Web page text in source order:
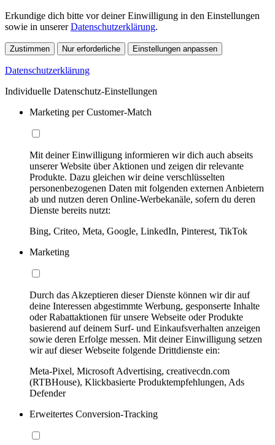
Erkundige dich bitte vor deiner Einwilligung in den Einstellungen
sowie in unsererDatenschutzerklärung.
Zustimmen Nur erforderliche Einstellungen anpassen
Datenschutzerklärung
Individuelle Datenschutz-Einstellungen
Marketing per Customer-Match
Mit deiner Einwilligung informieren wir dich auch abseits
unserer Website über Aktionen und zeigen dir relevante
Produkte. Dazu gleichen wir deine verschlüsselten
personenbezogenen Daten mit folgenden externen Anbietern
ab und nutzen deren Online-Werbekanäle, sofern du deren
Dienste bereits nutzt:
Bing, Criteo, Meta, Google, LinkedIn, Pinterest, TikTok
Marketing
Durch das Akzeptieren dieser Dienste können wir dir auf
deine Interessen abgestimmte Werbung, gesponserte Inhalte
oder Rabattaktionen für unsere Webseite oder Produkte
basierend auf deinem Surf- und Einkaufsverhalten anzeigen
sowie deren Erfolge messen. Mit deiner Einwilligung setzen
wir auf dieser Webseite folgende Drittdienste ein:
Meta-Pixel, Microsoft Advertising, creativecdn.com
(RTBHouse), Klickbasierte Produktempfehlungen, Ads
Defender
Erweitertes Conversion-Tracking